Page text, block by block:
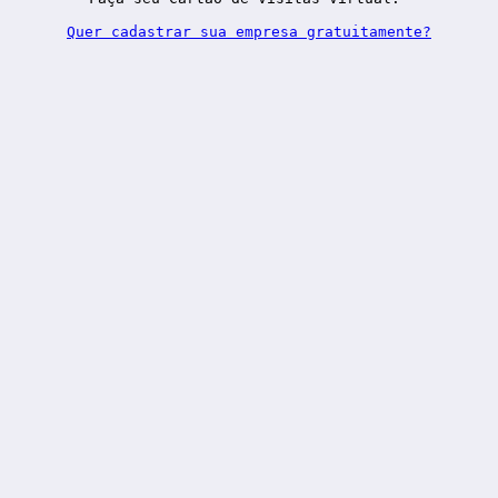
Quer cadastrar sua empresa gratuitamente?